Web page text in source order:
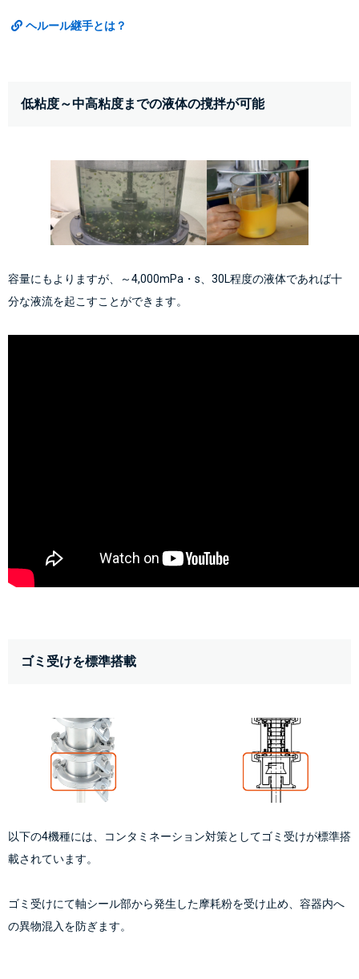
ヘルール継手とは？
低粘度～中高粘度までの液体の撹拌が可能
容量にもよりますが、～4,000mPa・s、30L程度の液体であれば十
分な液流を起こすことができます。
ゴミ受けを標準搭載
以下の4機種には、コンタミネーション対策としてゴミ受けが標準搭
載されています。
ゴミ受けにて軸シール部から発生した摩耗粉を受け止め、容器内へ
の異物混入を防ぎます。